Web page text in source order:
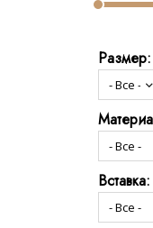
Размер:
Вставка: